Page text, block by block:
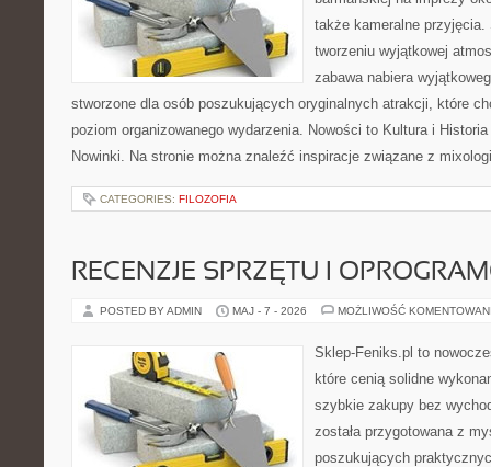
także kameralne
tworzeniu wyjątkowej
zabawa nabiera
stworzone dla osób poszukujących oryginalnych atrakcji, które
poziom organizowanego wydarzenia. Nowości to Kultura i
Nowinki. Na stronie można znaleźć inspiracje związane z
CATEGORIES: FILOZOFIA
RECENZJE SPRZĘTU I
POSTED BY ADMIN MAJ - 7 - 2026 MOŻLIWOŚĆ
Sklep-Feniks.pl to
które cenią solidne
szybkie zakupy bez
została przygotowana z
poszukujących